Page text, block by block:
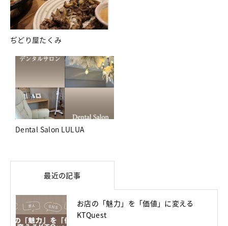
ぢどり屋たくみ
Dental Salon LULUA
最近の記事
お店の「魅力」を「価値」に変える
KTQuest